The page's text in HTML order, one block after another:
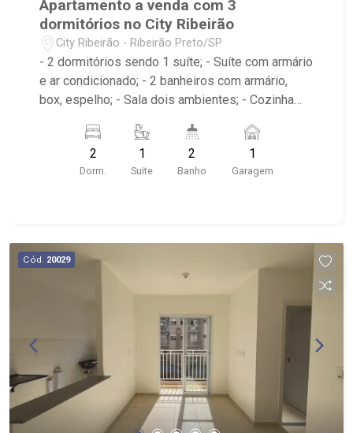
Apartamento a venda com 3
dormitórios no City Ribeirão
City Ribeirão - Ribeirão Preto/SP
- 2 dormitórios sendo 1 suíte; - Suíte com armário
e ar condicionado; - 2 banheiros com armário,
box, espelho; - Sala dois ambientes; - Cozinha
armário; - Condomínio com Quadra poliesportiva,
Playground, Piscinas adulto e infantil, Área
gourmet com churrasqueira, Salão de festas,
2
Dorm.
1
Suite
2
Banho
1
Garagem
Cód. 20029